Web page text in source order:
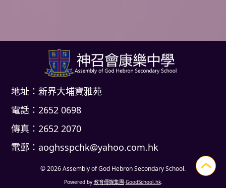
地址：新界大埔寶雅苑
電話：2652 0698
傳真：2652 2070
電郵： aoghsspchk@yahoo.com.hk
© 2026Assembly of God Hebron Secondary School.
Powered by 教育傳媒集團‧GoodSchool.hk.